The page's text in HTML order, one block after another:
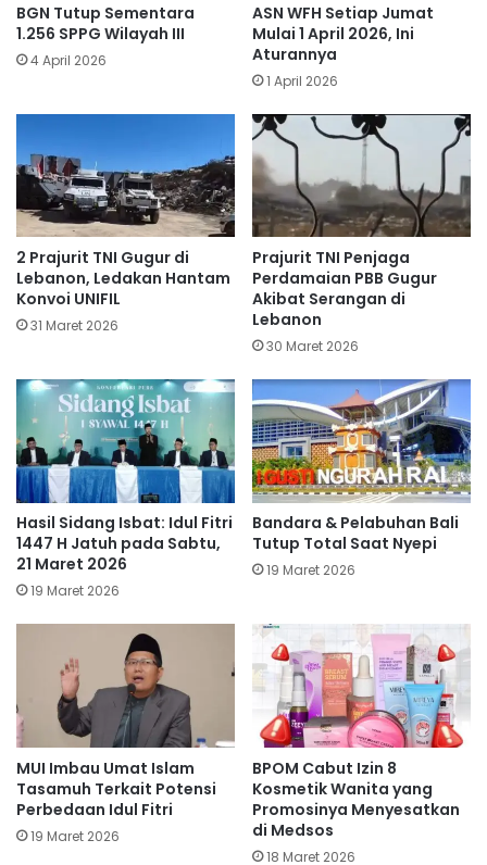
BGN Tutup Sementara
1.256 SPPG Wilayah III
4 April 2026
ASN WFH Setiap Jumat
Mulai 1 April 2026, Ini
Aturannya
1 April 2026
​2 Prajurit TNI Gugur di
Lebanon, Ledakan Hantam
Konvoi UNIFIL
31 Maret 2026
Prajurit TNI Penjaga
Perdamaian PBB Gugur
Akibat Serangan di
Lebanon
30 Maret 2026
Hasil Sidang Isbat: Idul Fitri
1447 H Jatuh pada Sabtu,
21 Maret 2026
19 Maret 2026
Bandara & Pelabuhan Bali
Tutup Total Saat Nyepi
19 Maret 2026
MUI Imbau Umat Islam
Tasamuh Terkait Potensi
Perbedaan Idul Fitri
19 Maret 2026
BPOM Cabut Izin 8
Kosmetik Wanita yang
Promosinya Menyesatkan
di Medsos
18 Maret 2026